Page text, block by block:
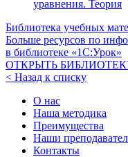
уравнения. Теория
Библиотека учебных
Больше ресурсов по
в библиотеке «1С:Урок»
ОТКРЫТЬ
< Назад к списку
О нас
Наша методика
Преимущества
Наши
Контакты